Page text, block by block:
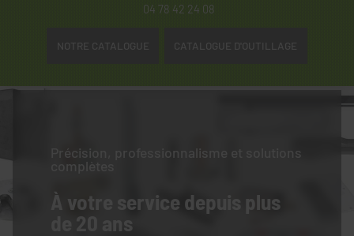
04 78 42 24 08
NOTRE CATALOGUE CATALOGUE D'OUTILLAGE
Précision, professionnalisme et solutions
complètes
À votre service depuis plus
de 20 ans